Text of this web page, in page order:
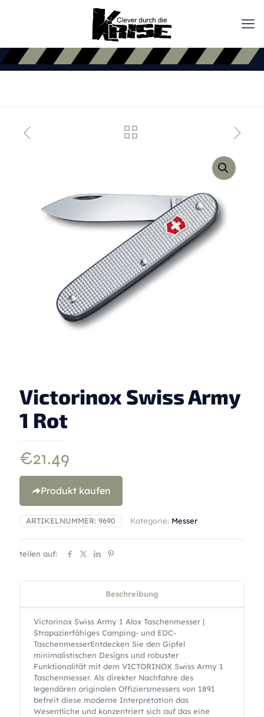
Victorinox Swiss Army
1 Rot
€21.49
Produkt kaufen
ARTIKELNUMMER: 9690 Kategorie: Messer
teilen auf:
Beschreibung
Victorinox Swiss Army 1 Alox Taschenmesser |
Strapazierfähiges Camping- und EDC-
TaschenmesserEntdecken Sie den Gipfel
minimalistischen Designs und robuster
Funktionalität mit dem VICTORINOX Swiss Army 1
Taschenmesser. Als direkter Nachfahre des
legendären originalen Offiziersmessers von 1891
befreit diese moderne Interpretation das
Wesentliche und konzentriert sich auf das eine